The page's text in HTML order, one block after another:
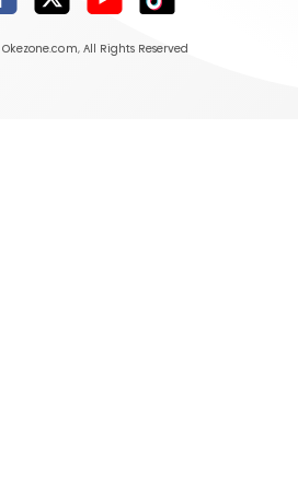
Okezone.com, All Rights Reserved